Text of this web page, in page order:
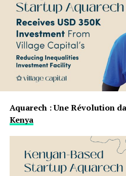
Aquarech : Une Révolution
Kenya